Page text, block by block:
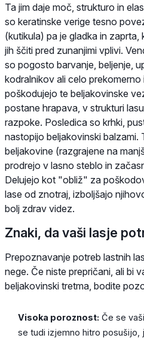
Ta jim daje moč, strukturo in
so keratinske verige tesno
(kutikula) pa je gladka in zaprta,
jih ščiti pred zunanjimi vplivi.
so pogosto barvanje, beljenje,
kodralnikov ali celo prekomerno
poškodujejo te beljakovinske
postane hrapava, v strukturi
razpoke. Posledica so krhki,
nastopijo beljakovinski balzami.
beljakovine (razgrajene na
prodrejo v lasno steblo in
Delujejo kot "obliž" za
lase od znotraj, izboljšajo
bolj zdrav videz.
Znaki, da vaši lasje
Prepoznavanje potreb lastnih
nege. Če niste prepričani, ali bi
beljakovinski tretma, bodite
Visoka poroznost: Če se
se tudi izjemno hitro